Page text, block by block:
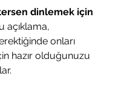
dinlemek için
açıklama,
onları
hazır olduğunuzu